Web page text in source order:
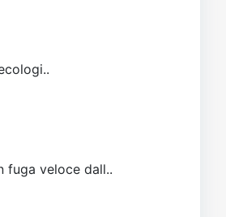
fuga veloce dall..